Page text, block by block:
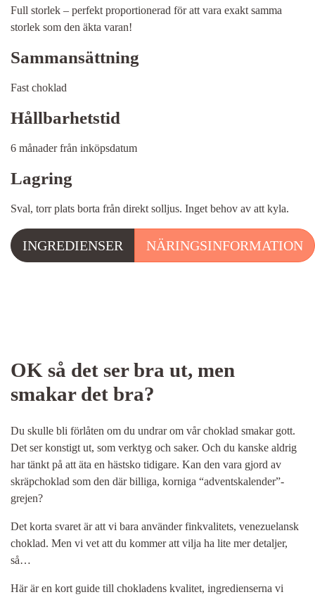
Full storlek – perfekt proportionerad för att vara exakt samma
storlek som den äkta varan!
Sammansättning
Fast choklad
Hållbarhetstid
6 månader från inköpsdatum
Lagring
Sval, torr plats borta från direkt solljus. Inget behov av att kyla.
INGREDIENSER NÄRINGSINFORMATION
OK så det ser bra ut, men
smakar det bra?
Du skulle bli förlåten om du undrar om vår choklad smakar gott.
Det ser konstigt ut, som verktyg och saker. Och du kanske aldrig
har tänkt på att äta en hästsko tidigare. Kan den vara gjord av
skräpchoklad som den där billiga, korniga “adventskalender”-
grejen?
Det korta svaret är att vi bara använder finkvalitets, venezuelansk
choklad. Men vi vet att du kommer att vilja ha lite mer detaljer,
så…
Här är en kort guide till chokladens kvalitet, ingredienserna vi